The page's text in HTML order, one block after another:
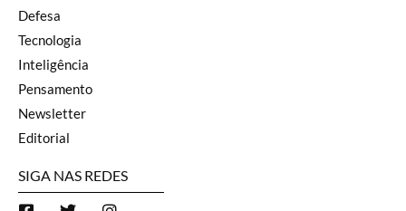
Defesa
Tecnologia
Inteligência
Pensamento
Newsletter
Editorial
SIGA NAS REDES